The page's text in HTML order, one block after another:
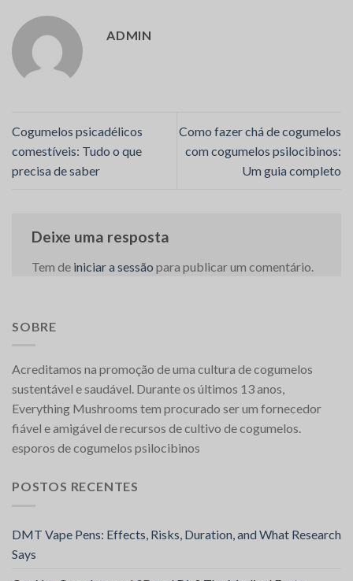
ADMIN
Cogumelos psicadélicos
comestíveis: Tudo o que
precisa de saber
Como fazer chá de cogumelos
com cogumelos psilocibinos:
Um guia completo
Deixe uma resposta
Tem de iniciar a sessão para publicar um comentário.
SOBRE
Acreditamos na promoção de uma cultura de cogumelos
sustentável e saudável. Durante os últimos 13 anos,
Everything Mushrooms tem procurado ser um fornecedor
fiável e amigável de recursos de cultivo de cogumelos.
esporos de cogumelos psilocibinos
POSTOS RECENTES
DMT Vape Pens: Effects, Risks, Duration, and What Research
Says